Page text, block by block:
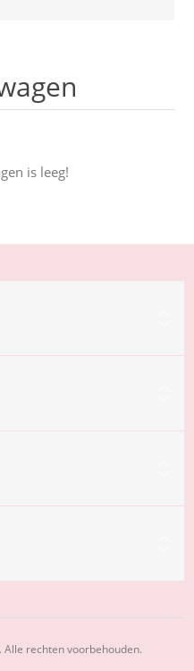
is leeg!
Alle rechten voorbehouden.